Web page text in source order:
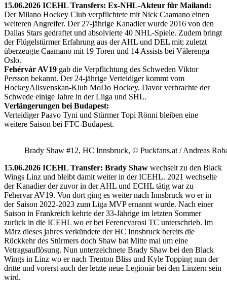
15.06.2026 ICEHL Transfers: Ex-NHL-Akteur für Mailand:
Der Milano Hockey Club verpflichtete mit Nick Caamano einen
weiteren Angreifer. Der 27-jährige Kanadier wurde 2016 von den
Dallas Stars gedraftet und absolvierte 40 NHL-Spiele. Zudem bringt
der Flügelstürmer Erfahrung aus der AHL und DEL mit; zuletzt
überzeugte Caamano mit 19 Toren und 14 Assists bei Vålerenga
Oslo.
Fehérvár AV19 gab die Verpflichtung des Schweden Viktor
Persson bekannt. Der 24-jährige Verteidiger kommt vom
HockeyAllsvenskan-Klub MoDo Hockey. Davor verbrachte der
Schwede einige Jahre in der Liiga und SHL.
Verlängerungen bei Budapest:
Verteidiger Paavo Tyni und Stürmer Topi Rönni bleiben eine
weitere Saison bei FTC-Budapest.
Brady Shaw #12, HC Innsbruck, © Puckfans.at / Andreas
15.06.2026 ICEHL Transfer: Brady Shaw wechselt zu den Black
Wings Linz und bleibt damit weiter in der ICEHL. 2021 wechselte
der Kanadier der zuvor in der AHL und ECHL tätig war zu
Fehervar AV19. Von dort ging es weiter nach Innsbruck wo er in
der Saison 2022-2023 zum Liga MVP ernannt wurde. Nach einer
Saison in Frankreich kehrte der 33-Jährige im letzten Sommer
zurück in die ICEHL wo er bei Ferencvarosi TC unterschrieb. Im
März dieses jahres verkündete der HC Innsbruck bereits die
Rückkehr des Stürmers doch Shaw bat Mitte mai um eine
Vetragsauflösung. Nun unterzeichnete Brady Shaw bei den Black
Wings in Linz wo er nach Trenton Bliss und Kyle Topping nun der
dritte und vorerst auch der letzte neue Legionär bei den Linzern sein
wird.